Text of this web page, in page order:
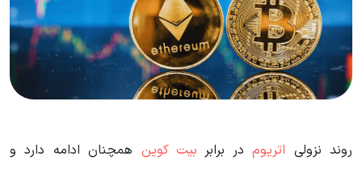
روند نزولی اتریومدر برابر بیت کوین همچنان ادامه دارد و